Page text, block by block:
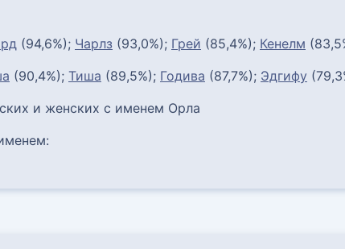
(94,6%); Чарлз (93,0%); Грей (85,4%); Кенелм
(90,4%); Тиша (89,5%); Годива (87,7%); Эдгифу
и женских с именем Орла